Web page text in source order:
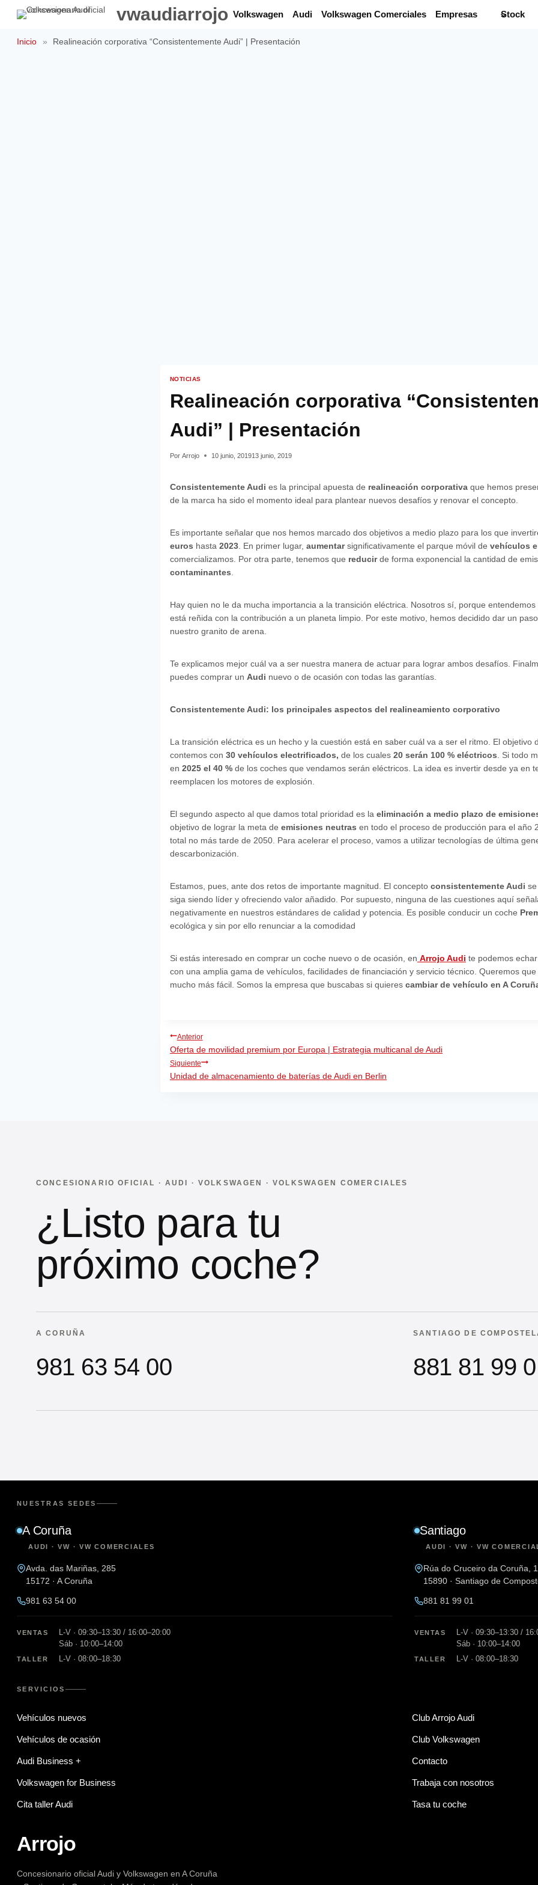
vwaudiarrojo Volkswagen Audi Volkswagen Comerciales Empresas Stock
Inicio » Realineación corporativa “Consistentemente Audi” | Presentación
NOTICIAS
Realineación corporativa
Audi” | Presentación
Por Arrojo 10 junio, 201913 junio, 2019
Consistentemente Audi es la principal apuesta de realineación corporativa que hemos
de la marca ha sido el momento ideal para plantear nuevos desafíos y renovar el concepto.
Es importante señalar que nos hemos marcado dos objetivos a medio plazo para los que
euros hasta 2023 . En primer lugar, aumentarsignificativamente el parque móvil de vehículos
comercializamos. Por otra parte, tenemos que reducirde forma exponencial la cantidad de
contaminantes
Hay quien no le da mucha importancia a la transición eléctrica. Nosotros sí, porque
está reñida con la contribución a un planeta limpio. Por este motivo, hemos decidido dar un
nuestro granito de arena.
Te explicamos mejor cuál va a ser nuestra manera de actuar para lograr ambos desafíos.
puedes comprar un Audi nuevo o de ocasión con todas las garantías.
Consistentemente Audi: los principales aspectos del realineamiento corporativo
La transición eléctrica es un hecho y la cuestión está en saber cuál va a ser el ritmo. El objetivo
contemos con 30 vehículos electrificados, de los cuales 20 serán 100 % eléctricos . Si todo
en 2025 el 40 % de los coches que vendamos serán eléctricos. La idea es invertir desde ya en
reemplacen los motores de explosión.
El segundo aspecto al que damos total prioridad es la eliminación a medio plazo de
objetivo de lograr la meta de emisiones neutras en todo el proceso de producción para el año
total no más tarde de 2050. Para acelerar el proceso, vamos a utilizar tecnologías de última
descarbonización.
Estamos, pues, ante dos retos de importante magnitud. El concepto consistentemente Audi
siga siendo líder y ofreciendo valor añadido. Por supuesto, ninguna de las cuestiones aquí
negativamente en nuestros estándares de calidad y potencia. Es posible conducir un coche
ecológica y sin por ello renunciar a la comodidad
Si estás interesado en comprar un coche nuevo o de ocasión, en Arrojo Audi te podemos
con una amplia gama de vehículos, facilidades de financiación y servicio técnico. Queremos
mucho más fácil. Somos la empresa que buscabas si quieres cambiar de vehículo en A
Navegación
de
entradas
Anterior
Oferta de movilidad premium por Europa | Estrategia multicanal de Audi
Siguiente
Unidad de almacenamiento de baterías de Audi en Berlin
CONCESIONARIO OFICIAL · AUDI · VOLKSWAGEN · VOLKSWAGEN COMERCIALES
¿Listo para tu
próximo coche?
A CORUÑA
981 63 54 00
SANTIAGO DE
881 81 99
NUESTRAS SEDES
A Coruña
AUDI · VW · VW COMERCIALES
Avda. das Mariñas, 285
15172 · A Coruña
981 63 54 00
VENTAS
L-V · 09:30–13:30 / 16:00–20:00
Sáb · 10:00–14:00
TALLER L-V · 08:00–18:30
Santiago
AUDI · VW · VW
Rúa do Cruceiro da Coruña,
15890 · Santiago de
881 81 99 01
VENTAS
L-V · 09:30–13:30 /
Sáb · 10:00–14:00
TALLER L-V · 08:00–18:30
SERVICIOS
Vehículos nuevos
Vehículos de ocasión
Audi Business +
Volkswagen for Business
Cita taller Audi
Club Arrojo Audi
Club Volkswagen
Contacto
Trabaja con nosotros
Tasa tu coche
Arrojo
Concesionario oficial Audi y Volkswagen en A Coruña